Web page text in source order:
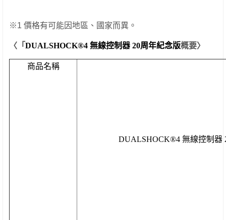
※1 價格有可能因地區、國家而異。
〈「DUALSHOCK®4 無線控制器 20周年紀念版概要〉
商品名稱
DUALSHOCK®4 無線控制器